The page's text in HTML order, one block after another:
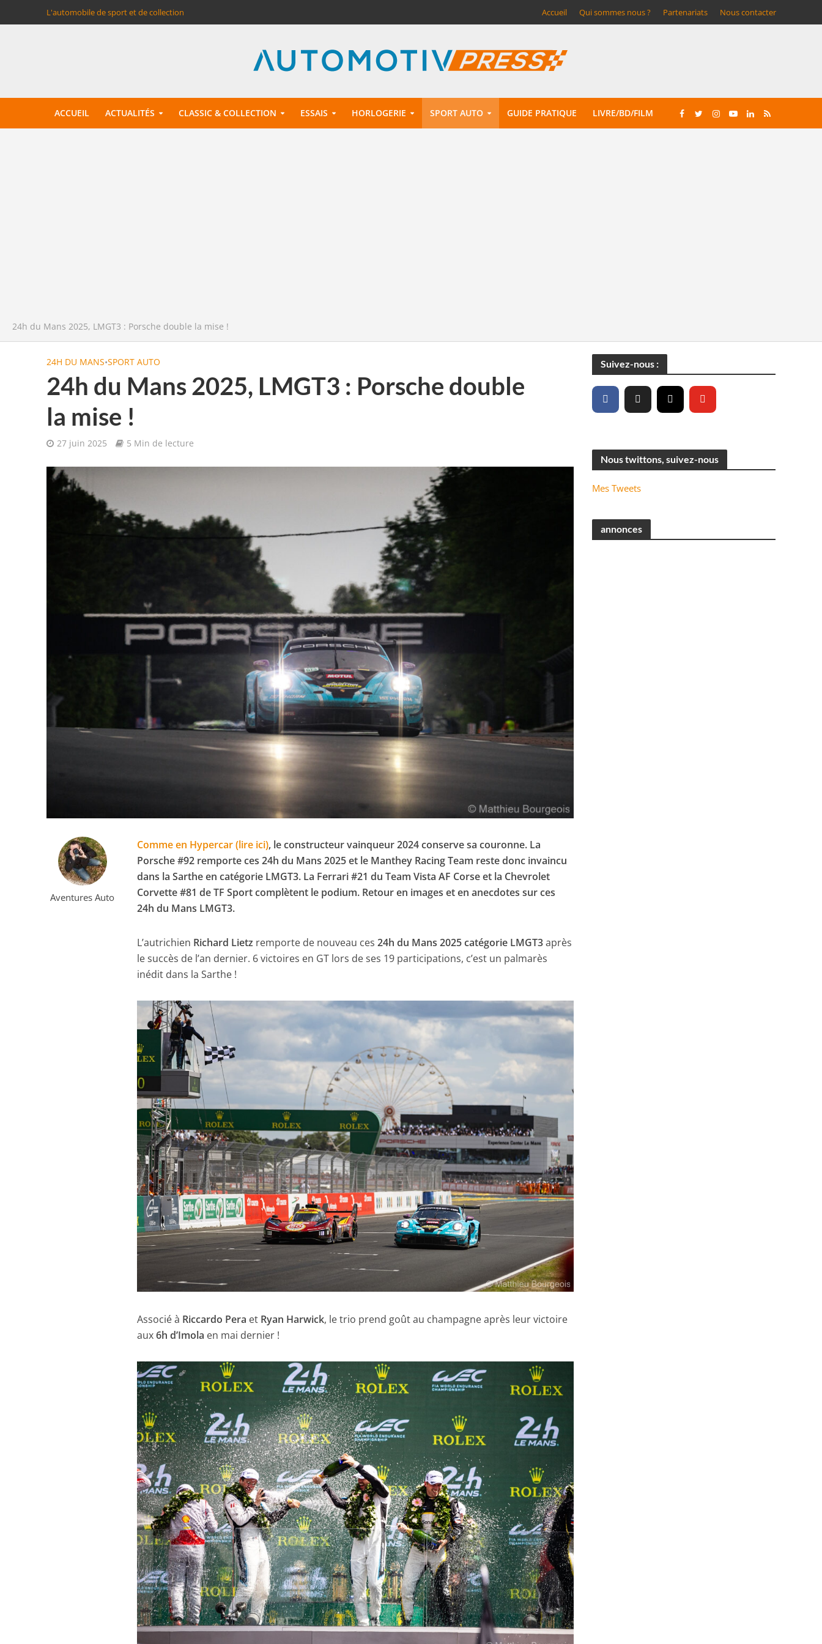
L'automobile de sport et de collection Accueil Qui sommes nous ? Partenariats Nous contacter
ACCUEIL ACTUALITÉS CLASSIC & COLLECTION ESSAIS HORLOGERIE SPORT AUTO GUIDE PRATIQUE LIVRE/BD/FILM
24h du Mans 2025, LMGT3 : Porsche double la mise !
24H DU MANS•SPORT AUTO
24h du Mans 2025, LMGT3 : Porsche double
la mise !
27 juin 2025 5 Min de lecture
Aventures Auto
Comme en Hypercar (lire ici), le constructeur vainqueur 2024 conserve sa couronne. La
Porsche #92 remporte ces 24h du Mans 2025 et le Manthey Racing Team reste donc invaincu
dans la Sarthe en catégorie LMGT3. La Ferrari #21 du Team Vista AF Corse et la Chevrolet
Corvette #81 de TF Sport complètent le podium. Retour en images et en anecdotes sur ces
24h du Mans LMGT3.
L’autrichien Richard Lietz remporte de nouveau ces24h du Mans 2025 catégorie LMGT3après
le succès de l’an dernier. 6 victoires en GT lors de ses 19 participations, c’est un palmarès
inédit dans la Sarthe !
Associé à Riccardo Pera et Ryan Harwick, le trio prend goût au champagne après leur victoire
aux6h d’Imola en mai dernier !
Suivez-nous :
Nous twittons, suivez-nous
Mes Tweets
annonces